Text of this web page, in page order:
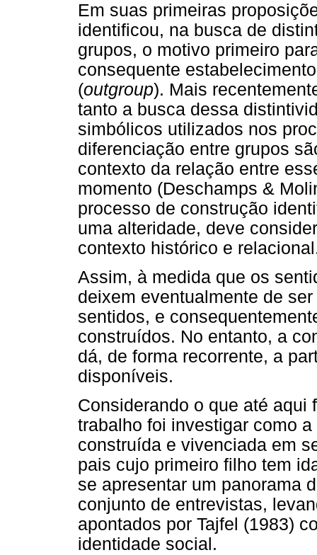
Em suas primeiras
identificou, na busca de
grupos, o motivo primeiro
consequente
(outgroup). Mais
tanto a busca dessa
simbólicos utilizados nos
diferenciação entre grupos
contexto da relação entre
momento (Deschamps &
processo de construção
uma alteridade, deve
contexto histórico e
Assim, à medida que os
deixem eventualmente de
sentidos, e
construídos. No entanto, a
dá, de forma recorrente, a
disponíveis.
Considerando o que até aqui
trabalho foi investigar como
construída e vivenciada em
pais cujo primeiro filho tem
se apresentar um panorama
conjunto de entrevistas,
apontados por Tajfel (1983)
identidade social.